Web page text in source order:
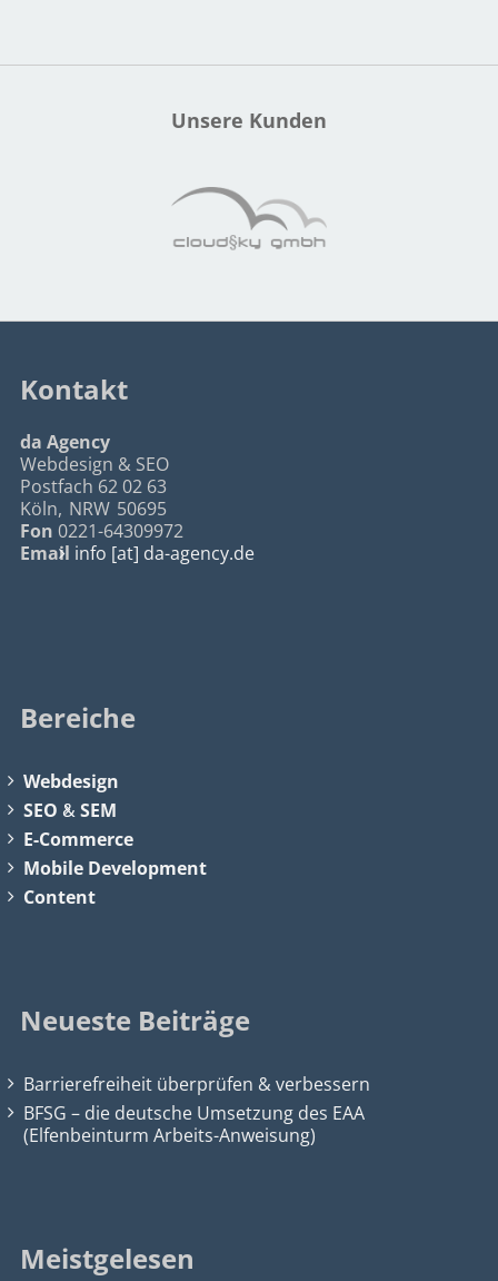
Unsere Kunden
Kontakt
da Agency
Webdesign & SEO
Postfach 62 02 63
Köln, NRW 50695
Fon 0221-64309972
Email info [at] da-agency.de
Bereiche
Webdesign
SEO &SEM
E-Commerce
Mobile Development
Content
Neueste Beiträge
Barrierefreiheit überprüfen & verbessern
BFSG – die deutsche Umsetzung des EAA
(Elfenbeinturm Arbeits-Anweisung)
Meistgelesen